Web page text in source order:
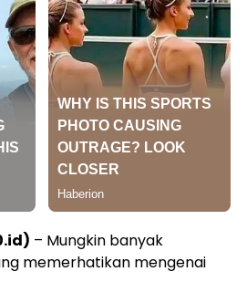
– Mungkin banyak
memerhatikan mengenai